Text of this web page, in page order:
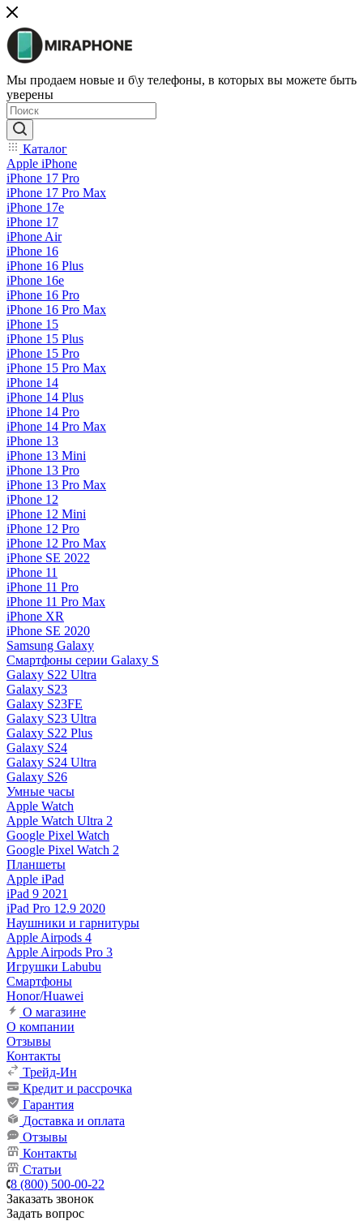
Мы продаем новые и б\у телефоны, в которых вы можете быть
уверены
Каталог
Apple iPhone
iPhone 17 Pro
iPhone 17 Pro Max
iPhone 17e
iPhone 17
iPhone Air
iPhone 16
iPhone 16 Plus
iPhone 16e
iPhone 16 Pro
iPhone 16 Pro Max
iPhone 15
iPhone 15 Plus
iPhone 15 Pro
iPhone 15 Pro Max
iPhone 14
iPhone 14 Plus
iPhone 14 Pro
iPhone 14 Pro Max
iPhone 13
iPhone 13 Mini
iPhone 13 Pro
iPhone 13 Pro Max
iPhone 12
iPhone 12 Mini
iPhone 12 Pro
iPhone 12 Pro Max
iPhone SE 2022
iPhone 11
iPhone 11 Pro
iPhone 11 Pro Max
iPhone XR
iPhone SE 2020
Samsung Galaxy
Смартфоны серии Galaxy S
Galaxy S22 Ultra
Galaxy S23
Galaxy S23FE
Galaxy S23 Ultra
Galaxy S22 Plus
Galaxy S24
Galaxy S24 Ultra
Galaxy S26
Умные часы
Apple Watch
Apple Watch Ultra 2
Google Pixel Watch
Google Pixel Watch 2
Планшеты
Apple iPad
iPad 9 2021
iPad Pro 12.9 2020
Наушники и гарнитуры
Apple Airpods 4
Apple Airpods Pro 3
Игрушки Labubu
Смартфоны
Honor/Huawei
О магазине
О компании
Отзывы
Контакты
Трейд-Ин
Кредит и рассрочка
Гарантия
Доставка и оплата
Отзывы
Контакты
Статьи
8 (800) 500-00-22
Заказать звонок
Задать вопрос